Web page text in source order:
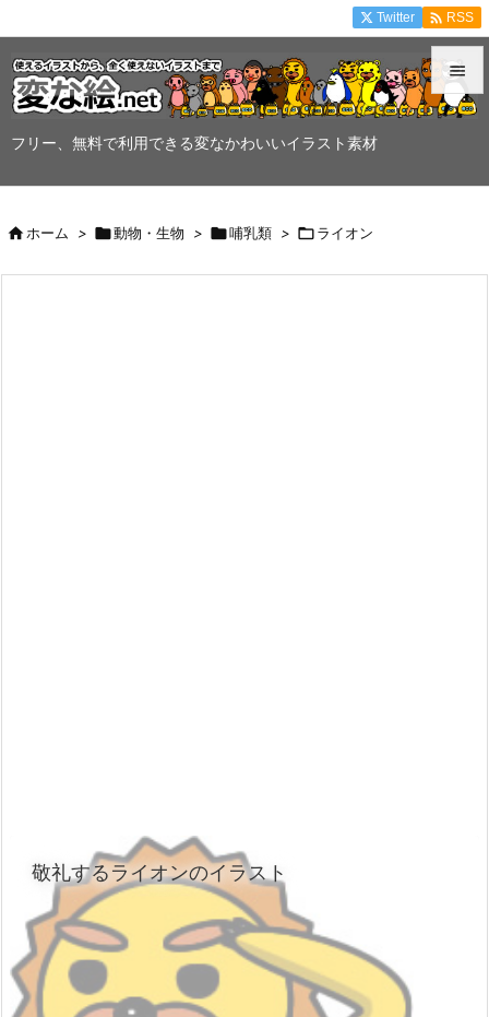
フリー、無料で利用できる変なかわいいイラスト素材


Twitter  RSS
ホーム > 動物・生物 > 哺乳類 > ライオン
敬礼するライオンのイラスト